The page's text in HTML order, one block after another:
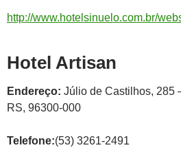
http://www.hotelsinuelo.com.br/
Hotel Artisan
Endereço: Júlio de Castilhos, 285
RS, 96300-000
Telefone:(53) 3261-2491